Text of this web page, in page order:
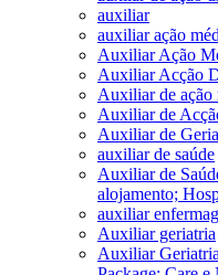
auxiliar
auxiliar ação
Auxiliar Ação
Auxiliar Acção
Auxiliar de ação
Auxiliar de
Auxiliar de
auxiliar de saúde
Auxiliar de
alojamento;
auxiliar
Auxiliar geriatria
Auxiliar